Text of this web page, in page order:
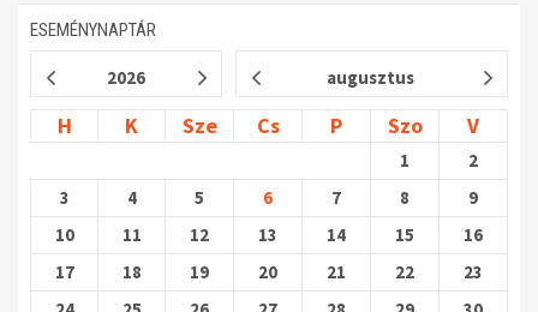
ESEMÉNYNAPTÁR
2026 augusztus
H K Sze Cs P Szo V
1
2
3
4 5 6 7 8
9
10
11 12 13 14 15
16
17
18 19 20 21 22
23